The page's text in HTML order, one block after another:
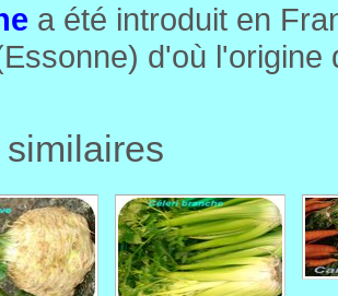
a été introduit en
d'où